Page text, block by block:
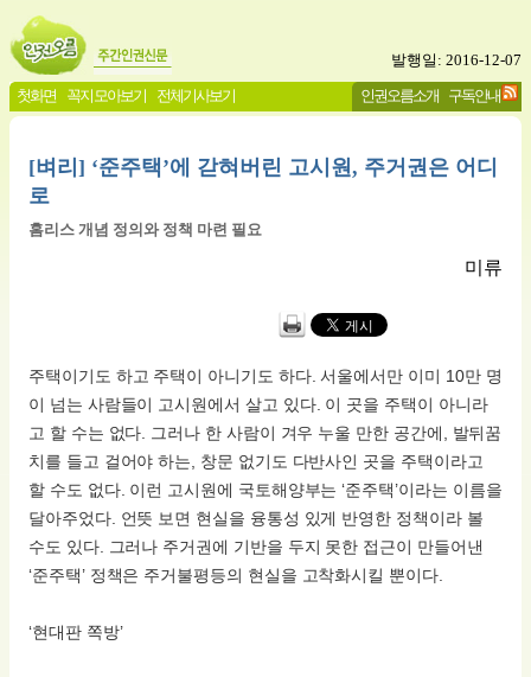
발행일: 2016-12-07
첫화면 꼭지 모아보기 전체기사보기 인권오름소개 구독안내
[벼리] ‘준주택’에 갇혀버린 고시원, 주거권은 어디
로
홈리스 개념 정의와 정책 마련 필요
미류
주택이기도 하고 주택이 아니기도 하다. 서울에서만 이미 10만 명
이 넘는 사람들이 고시원에서 살고 있다. 이 곳을 주택이 아니라
고 할 수는 없다. 그러나 한 사람이 겨우 누울 만한 공간에, 발뒤꿈
치를 들고 걸어야 하는, 창문 없기도 다반사인 곳을 주택이라고
할 수도 없다. 이런 고시원에 국토해양부는 ‘준주택’이라는 이름을
달아주었다. 언뜻 보면 현실을 융통성 있게 반영한 정책이라 볼
수도 있다. 그러나 주거권에 기반을 두지 못한 접근이 만들어낸
‘준주택’ 정책은 주거불평등의 현실을 고착화시킬 뿐이다.
‘현대판 쪽방’